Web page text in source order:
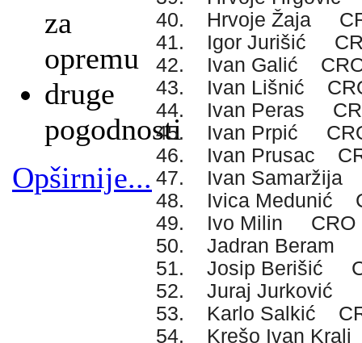
za
opremu
druge
pogodnosti
Opširnije...
40. Hrvoje Žaja
41. Igor Jurišić
42. Ivan Galić
43. Ivan Lišnić
44. Ivan Peras
45. Ivan Prpić
46. Ivan Prusac
47. Ivan Samaržija
48. Ivica Medunić
49. Ivo Milin CRO
50. Jadran Beram
51. Josip Berišić
52. Juraj Jurković
53. Karlo Salkić
54. Krešo Ivan